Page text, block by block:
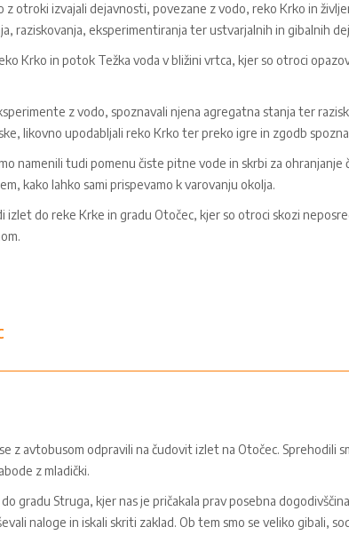
z otroki izvajali dejavnosti, povezane z vodo, reko Krko in
raziskovanja, eksperimentiranja ter ustvarjalnih in gibalnih
Krko in potok Težka voda v bližini vrtca, kjer so otroci
z vodo, spoznavali njena agregatna stanja ter
likovno upodabljali reko Krko ter preko igre in zgodb
namenili tudi pomenu čiste pitne vode in skrbi za ohranjanje
kako lahko sami prispevamo k varovanju okolja.
izlet do reke Krke in gradu Otočec, kjer so otroci skozi
z avtobusom odpravili na čudovit izlet na Otočec. Sprehodili
z mladički.
gradu Struga, kjer nas je pričakala prav posebna
naloge in iskali skriti zaklad. Ob tem smo se veliko gibali,